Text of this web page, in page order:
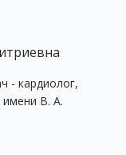
- кардиолог,
В. А.